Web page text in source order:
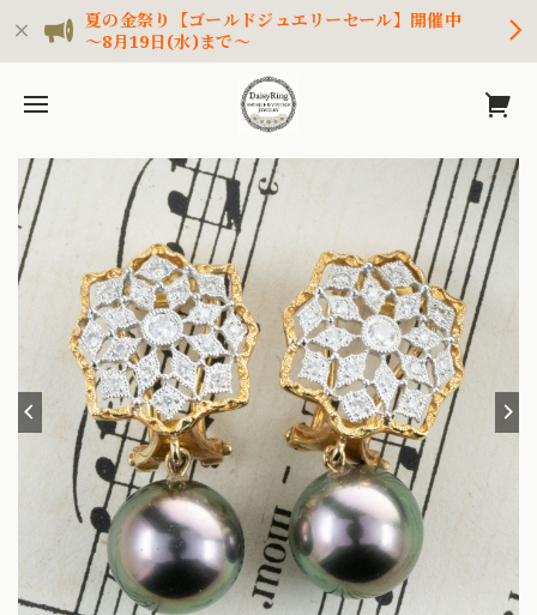
夏の金祭り【ゴールドジュエリーセール】開催中
～8月19日(水)まで～